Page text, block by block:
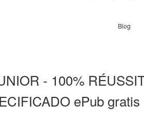
Blog
- 100%
ePub gratis